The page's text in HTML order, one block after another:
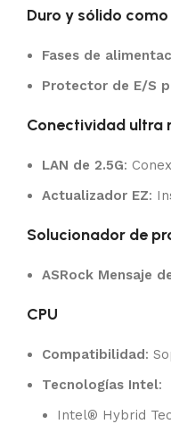
Duro y sólido
Fases de
Protector de E/S
Conectividad ultra
LAN de 2.5G:
Actualizador EZ:
Solucionador de
ASRock Mensaje
CPU
Compatibilidad:
Tecnologías Intel:
Intel® Hybrid